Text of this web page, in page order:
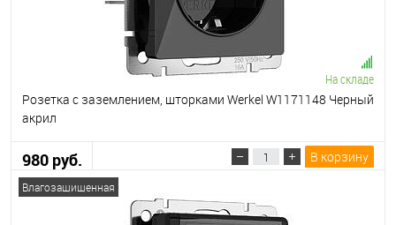
На складе
Розетка с заземлением, шторками Werkel W1171148 Черный
акрил
980 руб. В корзину
Влагозащищенная